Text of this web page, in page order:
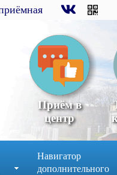
Приём в
центр
Навигатор
дополнительного